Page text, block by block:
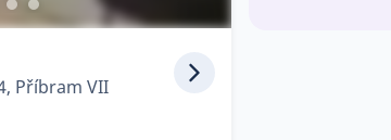
Příbram VII